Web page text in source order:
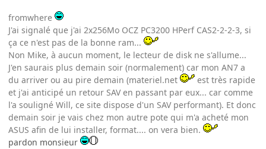
fromwhere
J'ai signalé que j'ai 2x256Mo OCZ PC3200 HPerf CAS2-2-2-3, si
ça ce n'est pas de la bonne ram...
Non Mike, à aucun moment, le lecteur de disk ne s'allume...
J'en saurais plus demain soir (normalement) car mon AN7 a
du arriver ou au pire demain (materiel.net
est très rapide
et j'ai anticipé un retour SAV en passant par eux... car comme
l'a souligné Will, ce site dispose d'un SAV performant). Et donc
demain soir je vais chez mon autre pote qui m'a acheté mon
ASUS afin de lui installer, format.... on vera bien.
pardon monsieur